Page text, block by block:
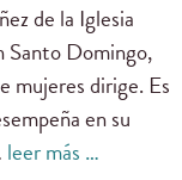
de la Iglesia
Santo Domingo,
mujeres dirige. Es
en su
leer más …